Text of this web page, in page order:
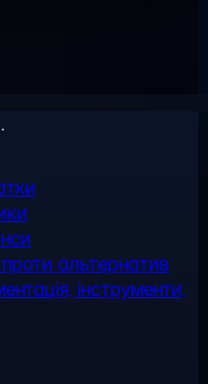
альтернатив
інструменти,